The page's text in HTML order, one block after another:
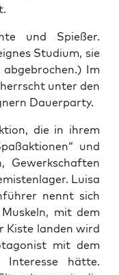
und Spie­ßer.
Stu­di­um, sie
Im
unter den
Dauerparty.
die in ihrem
und
Gewerk­schaf­ten
Lui­sa
nennt sich
mit dem
Kis­te lan­den wird
mit dem
Inter­es­se hät­te.